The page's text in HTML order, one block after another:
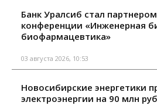
Банк Уралсиб стал
конференции «Инженерная
биофармацевтика»
03 августа 2026, 10:53
Новосибирские энергетики
электроэнергии на 90 млн